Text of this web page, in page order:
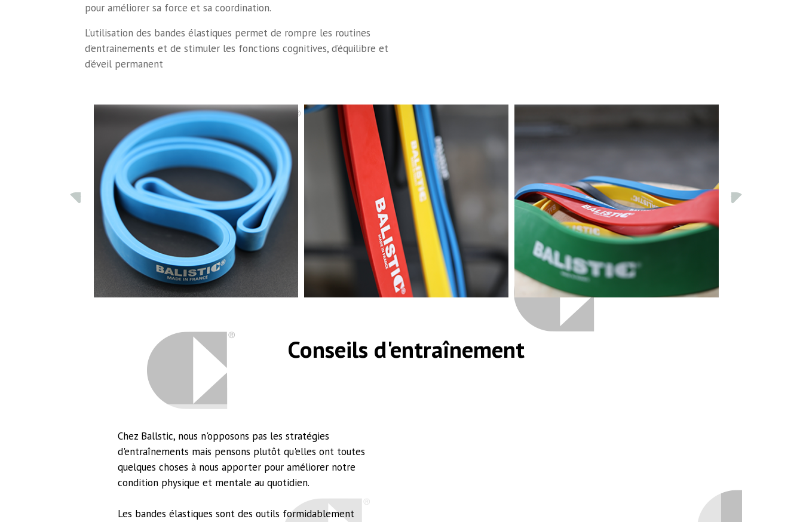
pour améliorer sa force et sa coordination.
L’utilisation des bandes élastiques permet de rompre les routines
d’entrainements et de stimuler les fonctions cognitives, d’équilibre et
d’éveil permanent
Conseils d'entraînement
Chez Ballstic, nous n'opposons pas les stratégies
d'entraînements mais pensons plutôt qu'elles ont toutes
quelques choses à nous apporter pour améliorer notre
condition physique et mentale au quotidien.
Les bandes élastiques sont des outils formidablement